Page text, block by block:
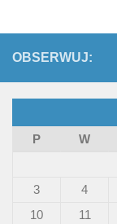
OBSERWUJ:
P
W
3
4
10
11